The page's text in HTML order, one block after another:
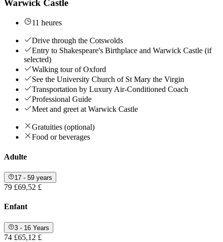
Warwick Castle
11 heures
Drive through the Cotswolds
Entry to Shakespeare's Birthplace and Warwick Castle (if
selected)
Walking tour of Oxford
See the University Church of St Mary the Virgin
Transportation by Luxury Air-Conditioned Coach
Professional Guide
Meet and greet at Warwick Castle
Gratuities (optional)
Food or beverages
Adulte
17 - 59 years
79 £69,52 £
Enfant
3 - 16 Years
74 £65,12 £